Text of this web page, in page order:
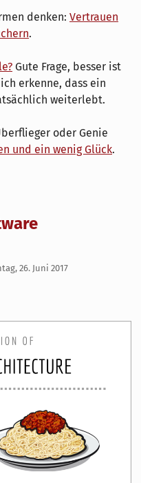
denken: Vertrauen
.
Gute Frage, besser ist
erkenne, dass ein
weiterlebt.
oder Genie
und ein wenig Glück.
26. Juni 2017